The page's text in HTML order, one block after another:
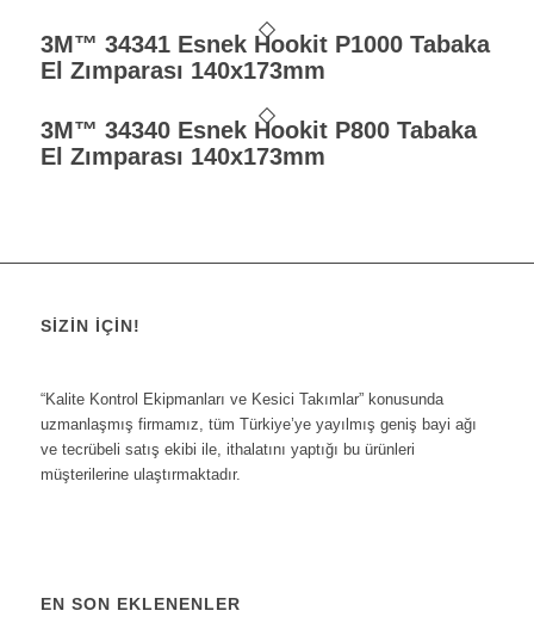
3M™ 34341 Esnek Hookit P1000 Tabaka
El Zımparası 140x173mm
3M™ 34340 Esnek Hookit P800 Tabaka
El Zımparası 140x173mm
SIZIN İÇIN!
“Kalite Kontrol Ekipmanları ve Kesici Takımlar” konusunda
uzmanlaşmış firmamız, tüm Türkiye’ye yayılmış geniş bayi ağı
ve tecrübeli satış ekibi ile, ithalatını yaptığı bu ürünleri
müşterilerine ulaştırmaktadır.
EN SON EKLENENLER